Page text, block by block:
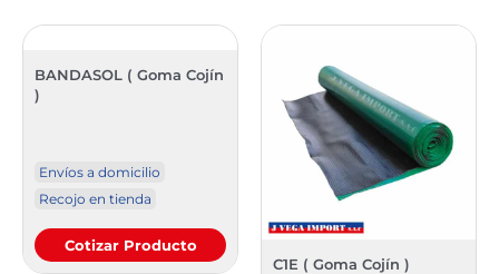
BANDASOL ( Goma Cojín
)
Envíos a domicilio
Recojo en tienda
Cotizar Producto
C1E ( Goma Cojín )